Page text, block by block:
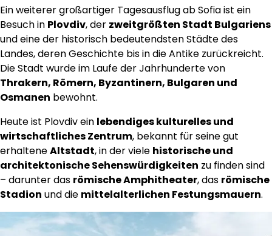
Ein weiterer großartiger Tagesausflug ab Sofia ist ein
Besuch in Plovdiv, der zweitgrößten Stadt Bulgariens
und eine der historisch bedeutendsten Städte des
Landes, deren Geschichte bis in die Antike zurückreicht.
Die Stadt wurde im Laufe der Jahrhunderte von
Thrakern, Römern, Byzantinern, Bulgaren und
Osmanen bewohnt.
Heute ist Plovdiv ein lebendiges kulturelles und
wirtschaftliches Zentrum, bekannt für seine gut
erhalteneAltstadt, in der viele historische und
architektonische Sehenswürdigkeiten zu finden sind
– darunter das römische Amphitheater, das römische
Stadion und die mittelalterlichen Festungsmauern.